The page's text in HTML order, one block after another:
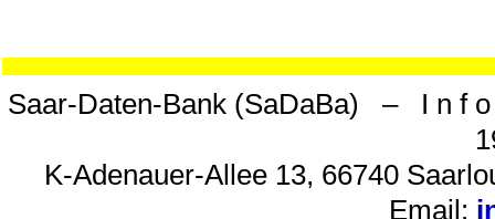
Saar-Daten-Bank (SaDaBa) – I n f
K-Adenauer-Allee 13, 66740
Email: